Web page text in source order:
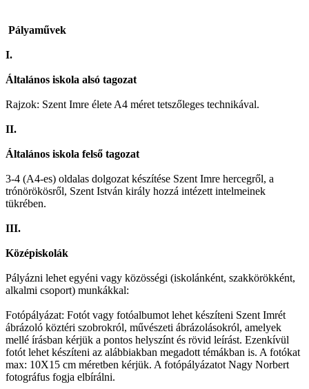
Pályaművek
I.
Általános iskola alsó tagozat
Rajzok: Szent Imre élete A4 méret tetszőleges technikával.
II.
Általános iskola felső tagozat
3-4 (A4-es) oldalas dolgozat készítése Szent Imre hercegről, a
trónörökösről, Szent István király hozzá intézett intelmeinek
tükrében.
III.
Középiskolák
Pályázni lehet egyéni vagy közösségi (iskolánként, szakkörökként,
alkalmi csoport) munkákkal:
Fotópályázat: Fotót vagy fotóalbumot lehet készíteni Szent Imrét
ábrázoló köztéri szobrokról, művészeti ábrázolásokról, amelyek
mellé írásban kérjük a pontos helyszínt és rövid leírást. Ezenkívül
fotót lehet készíteni az alábbiakban megadott témákban is. A fotókat
max: 10X15 cm méretben kérjük. A fotópályázatot Nagy Norbert
fotográfus fogja elbírálni.